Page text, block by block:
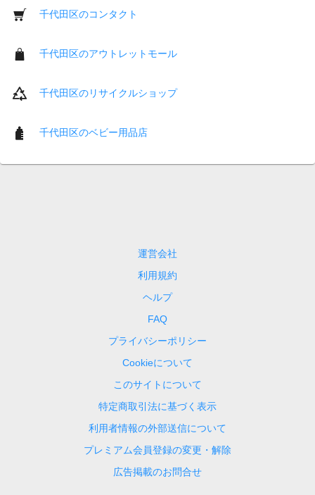
千代田区のコンタクト
千代田区のアウトレットモール
千代田区のリサイクルショップ
千代田区のベビー用品店
運営会社
利用規約
ヘルプ
FAQ
プライバシーポリシー
Cookieについて
このサイトについて
特定商取引法に基づく表示
利用者情報の外部送信について
プレミアム会員登録の変更・解除
広告掲載のお問合せ